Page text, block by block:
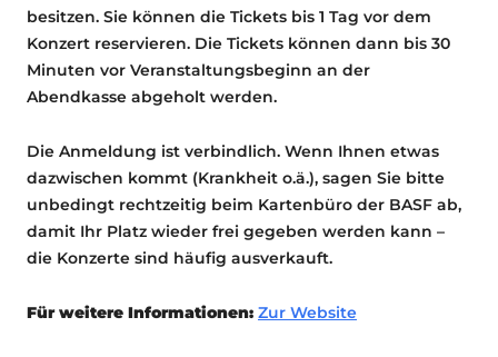
besitzen. Sie können die Tickets bis 1 Tag vor dem
Konzert reservieren. Die Tickets können dann bis 30
Minuten vor Veranstaltungsbeginn an der
Abendkasse abgeholt werden.
Die Anmeldung ist verbindlich. Wenn Ihnen etwas
dazwischen kommt (Krankheit o.ä.), sagen Sie bitte
unbedingt rechtzeitig beim Kartenbüro der BASF ab,
damit Ihr Platz wieder frei gegeben werden kann –
die Konzerte sind häufig ausverkauft.
Für weitere Informationen: Zur Website